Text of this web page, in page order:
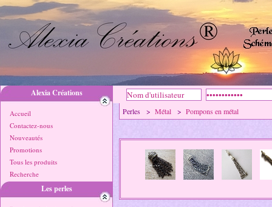
Alexia Créations
Accueil
Contactez-nous
Nouveautés
Promotions
Tous les produits
Recherche
Les perles
Perles > Métal > Pompons en métal